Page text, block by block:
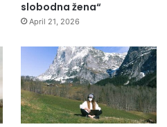
slobodna žena“
April 21, 2026